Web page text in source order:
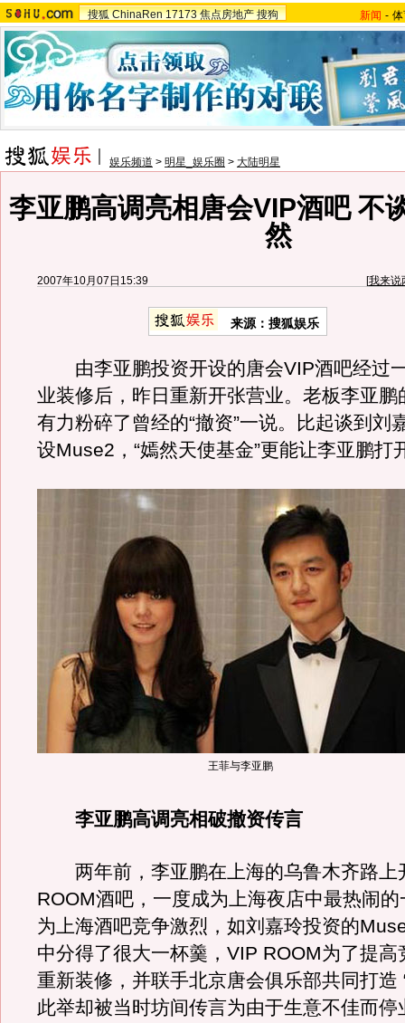
搜狐 ChinaRen 17173 焦点房地产 搜狗 新闻 -
娱乐频道 > 明星_娱乐圈 > 大陆明星
李亚鹏高调亮相唐会VIP酒吧 不
然
2007年10月07日15:39 [我来说
来源：搜狐娱乐
由李亚鹏投资开设的唐会VIP酒吧经过
业装修后，昨日重新开张营业。老板李亚鹏
有力粉碎了曾经的“撤资”一说。比起谈到刘
设Muse2，“嫣然天使基金”更能让李亚鹏打
王菲与李亚鹏
李亚鹏高调亮相破撤资传言
两年前，李亚鹏在上海的乌鲁木齐路上
ROOM酒吧，一度成为上海夜店中最热闹
为上海酒吧竞争激烈，如刘嘉玲投资的
中分得了很大一杯羹，VIP ROOM为了提高
重新装修，并联手北京唐会俱乐部共同打造
此举却被当时坊间传言为由于生意不佳而停